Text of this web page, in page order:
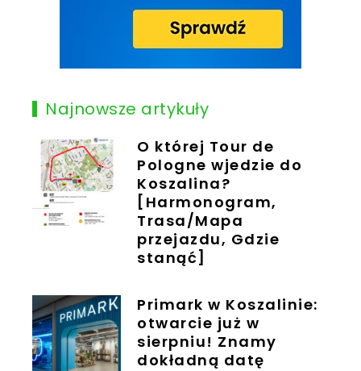
Najnowsze artykuły
O której Tour de
Pologne wjedzie do
Koszalina?
[Harmonogram,
Trasa/Mapa
przejazdu, Gdzie
stanąć]
Primark w Koszalinie:
otwarcie już w
sierpniu! Znamy
dokładną datę